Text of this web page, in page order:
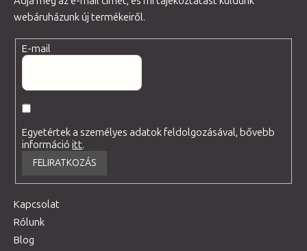
webáruházunk új termékeiről.
E-mail
Egyetértek a személyes adatok feldolgozásával, bővebb
információitt.
FELIRATKOZÁS
Kapcsolat
Rólunk
Blog